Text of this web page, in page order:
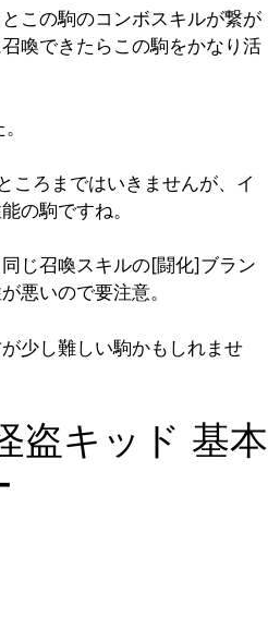
この駒のコンボスキルが繋が
喚できたらこの駒をかなり活
ころまではいきませんが、イ
の駒ですね。
じ召喚スキルの[闘化]ブラン
悪いので要注意。
少し難しい駒かもしれませ
盗キッド 基本